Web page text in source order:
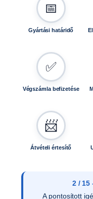
📅
Gyártási határidő
✅
Végszámla befizetése
📨
Átvételi értesítő
3 / 15
Az ajánlat írásos